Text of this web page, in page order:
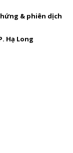
& phiên dịch
Hạ Long